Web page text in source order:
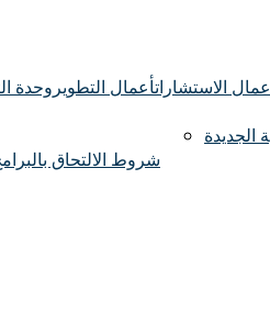
الاستشاراتأعمال التطوير وحدة
شروط الالتحاق
الجديدة